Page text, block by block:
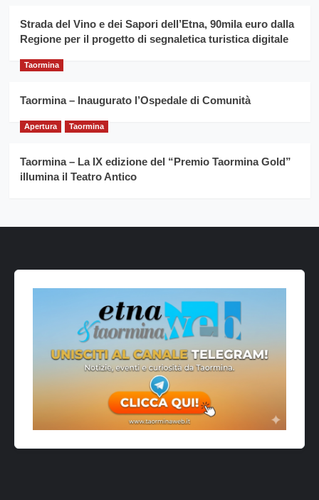
Strada del Vino e dei Sapori dell’Etna, 90mila euro dalla
Regione per il progetto di segnaletica turistica digitale
Taormina
Taormina – Inaugurato l’Ospedale di Comunità
Apertura Taormina
Taormina – La IX edizione del “Premio Taormina Gold”
illumina il Teatro Antico